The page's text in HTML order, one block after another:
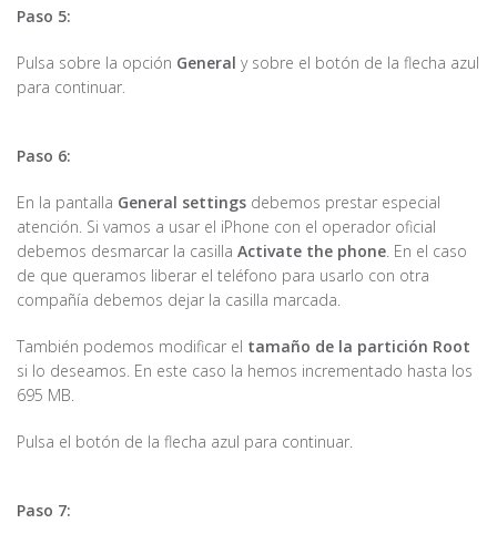
Paso 5:
Pulsa sobre la opción General y sobre el botón de la flecha azul
para continuar.
Paso 6:
En la pantalla General settings debemos prestar especial
atención. Si vamos a usar el iPhone con el operador oficial
debemos desmarcar la casilla Activate the phone. En el caso
de que queramos liberar el teléfono para usarlo con otra
compañía debemos dejar la casilla marcada.
También podemos modificar el tamaño de la partición Root
si lo deseamos. En este caso la hemos incrementado hasta los
695 MB.
Pulsa el botón de la flecha azul para continuar.
Paso 7: